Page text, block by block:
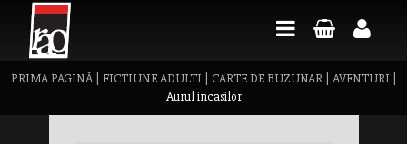
PRIMA PAGINĂ| FICTIUNE ADULTI CARTE DE BUZUNAR| AVENTURI
Aurul incasilor